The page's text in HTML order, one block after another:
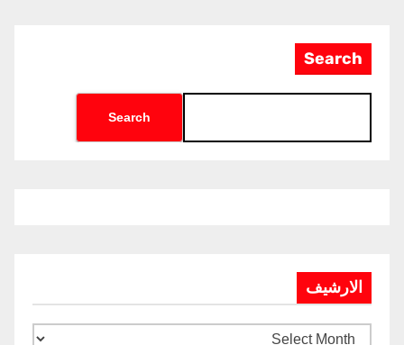
Search
Search
الارشيف